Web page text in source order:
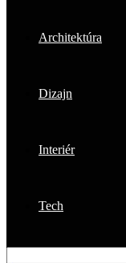
Architektúra
Dizajn
Interiér
Tech